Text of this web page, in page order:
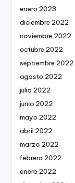
enero 2023
diciembre 2022
noviembre 2022
octubre 2022
septiembre 2022
agosto 2022
julio 2022
junio 2022
mayo 2022
abril 2022
marzo 2022
febrero 2022
enero 2022